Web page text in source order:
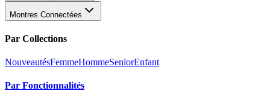
Montres Connectées
Par Collections
NouveautésFemmeHommeSeniorEnfant
Par Fonctionnalités